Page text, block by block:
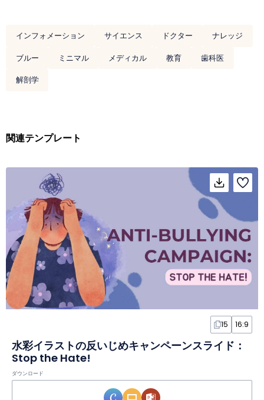
インフォメーション サイエンス ドクター
ナレッジ
ブルー
ミニマル メディカル 教育
歯科医
解剖学
関連テンプレート
15 16:9
水彩イラストの反いじめキャンペーンスライド：
Stop the Hate!
ダウンロード